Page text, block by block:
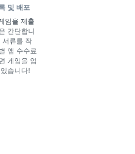
및 배포
임을 제출
간단합니
서류를 작
앱 수수료
게임을 업
습니다!